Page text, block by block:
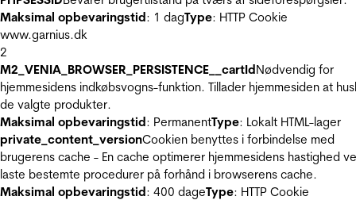
Maksimal opbevaringstid: 1 dagType: HTTP Cookie
www.garnius.dk
2
M2_VENIA_BROWSER_PERSISTENCE__cartIdNødvendig for
hjemmesidens indkøbsvogns-funktion. Tillader hjemmesiden at
de valgte produkter.
Maksimal opbevaringstid: PermanentType: Lokalt HTML-lager
private_content_versionCookien benyttes i forbindelse med
brugerens cache - En cache optimerer hjemmesidens hastighed
laste bestemte procedurer på forhånd i browserens cache.
Maksimal opbevaringstid: 400 dageType: HTTP Cookie